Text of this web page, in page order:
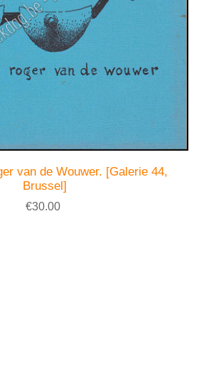
van de Wouwer. [Galerie 44,
Brussel]
€30.00